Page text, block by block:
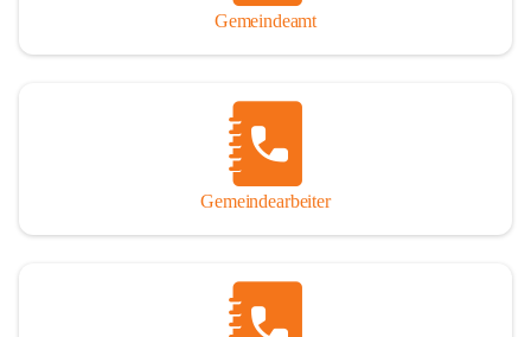
Andreas Rohatsch wurde auf das System der Fußnoten verzichtet.
Wo eine genaue Quellenangabe sinnvoll und notwendig erschien,
sind die entsprechenden Quellenhinweise in den fließenden Text
eingearbeitet. Der leichteren Lesbarkeit halber ist auch von einer
streng gendergerechten Ausdrucksform Abstand genommen
So darf ich Sie zu einer interessanten, vergnüglichen und
Gemeindeamt
Gemeindearbeiter